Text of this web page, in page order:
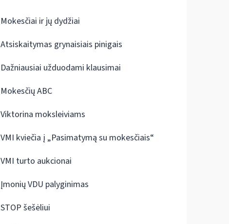
Mokesčiai ir jų dydžiai
Atsiskaitymas grynaisiais pinigais
Dažniausiai užduodami klausimai
Mokesčių ABC
Viktorina moksleiviams
VMI kviečia į „Pasimatymą su mokesčiais“
VMI turto aukcionai
Įmonių VDU palyginimas
STOP šešėliui